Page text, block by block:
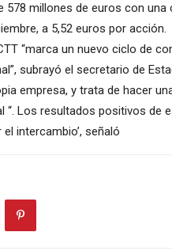
578 millones de euros con una
a 5,52 euros por acción.
“marca un nuevo ciclo de
subrayó el secretario de
empresa, y trata de hacer
“. Los resultados positivos de
intercambio’, señaló